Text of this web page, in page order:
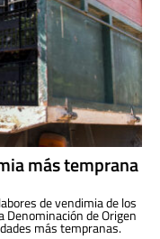
más temprana
de vendimia de los
Denominación de Origen
más tempranas.